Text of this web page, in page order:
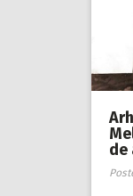
de